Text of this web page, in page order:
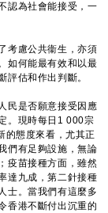
認為社會能接受，一
慮公共衞生，亦須
如何能最有效和以最
評估和作出判斷。
是否願意接受因應
。現時每日1 000宗
的態度來看，尤其正
們有足夠設施，無論
疫苗接種方面，雖然
達九成，第二針接種
士。當我們有這麼多
香港不斷付出沉重的